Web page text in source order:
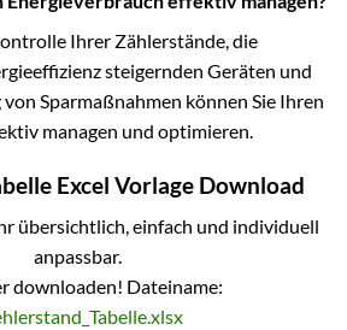
Ihrer Zählerstände, die
steigernden Geräten und
Sparmaßnahmen können Sie Ihren
managen und optimieren.
Excel Vorlage Download
übersichtlich, einfach und individuell
anpassbar.
downloaden! Dateiname: